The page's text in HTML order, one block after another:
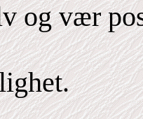
og vær